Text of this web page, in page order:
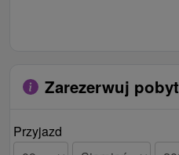
Zarezerwuj pobyt
Przyjazd